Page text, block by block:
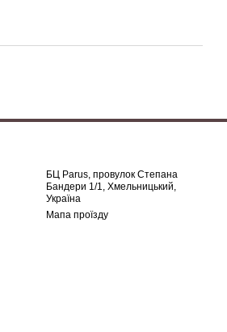
БЦ Parus, провулок Степана
Бандери 1/1, Хмельницький,
Україна
Мапа проїзду